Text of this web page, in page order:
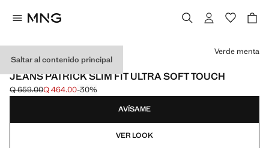
Saltar al contenido principal
ESSENTIALS
JEANS PATRICK SLIM FIT ULTRA SOFT TOUCH
Precio inicial tachado [Q 659.00 ]
Q 659.00
Precio actual [Q 464.00 ]
Q 464.00-30%
Selecciona un color
Verde menta
AVÍSAME
VER LOOK